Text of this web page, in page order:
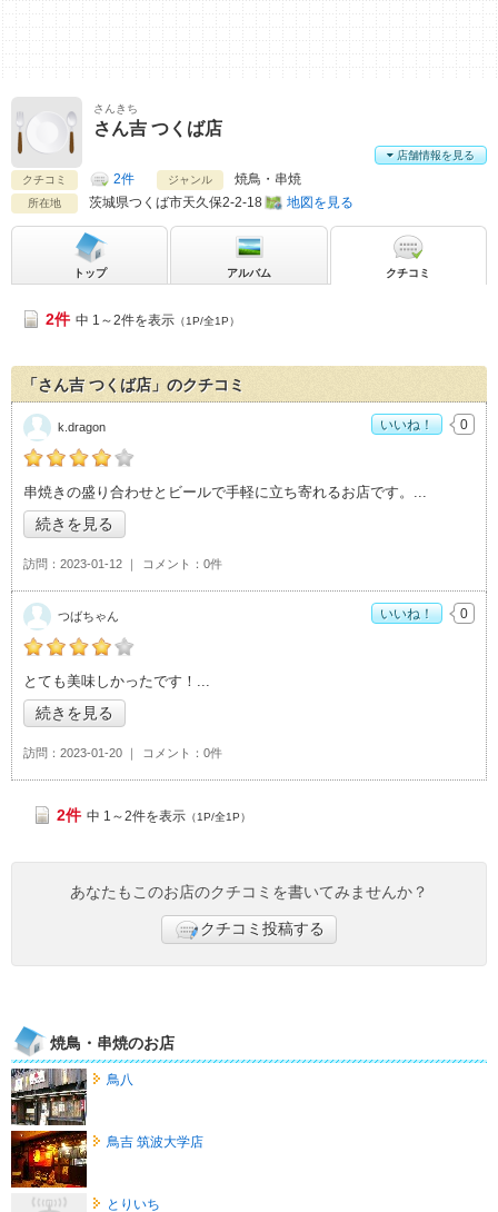
さんきち
さん吉 つくば店
クチコミ 2件 ジャンル 焼鳥・串焼
所在地 茨城県つくば市天久保2-2-18 地図を見る
店舗情報を見る
トップ アルバム クチコミ
2件 中 1～2件を表示 （1P/全1P）
「さん吉 つくば店」のクチコミ
k.dragonの「さん吉 つくば店>」おすすめ度：4
串焼きの盛り合わせとビールで手軽に立ち寄れるお店です。
続きを見る
訪問 2023-01-12 コメント 0件
k.dragon いいね！ 0
つばちゃんの「さん吉 つくば店>」おすすめ度：
とても美味しかったです！
続きを見る
訪問 2023-01-20 コメント 0件
つばちゃん いいね！ 0
2件 中 1～2件を表示 （1P/全1P）
あなたもこのお店のクチコミを書いてみませんか？
クチコミ投稿する
焼鳥・串焼のお店
鳥八
鳥吉 筑波大学店
とりいち